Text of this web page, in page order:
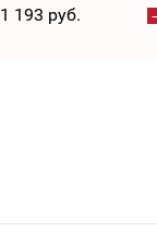
1 193 руб.